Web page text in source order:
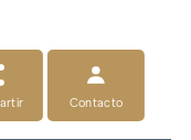
Contacto